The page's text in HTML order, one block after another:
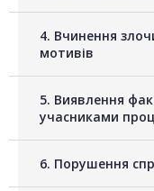
4. Вчинення
мотивів
5. Виявлення
учасниками
6. Порушення